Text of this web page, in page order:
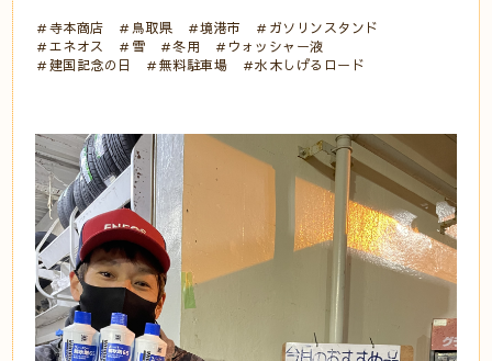
＃寺本商店 ＃鳥取県 ＃境港市 ＃ガソリンスタンド
＃エネオス ＃雪 ＃冬用 ＃ウォッシャー液
＃建国記念の日 ＃無料駐車場 ＃水木しげるロード